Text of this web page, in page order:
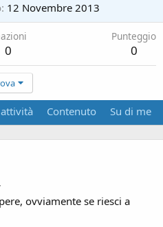
12 Novembre 2013
0
Punteggio
0
Contenuto Su di me
ovviamente se riesci a